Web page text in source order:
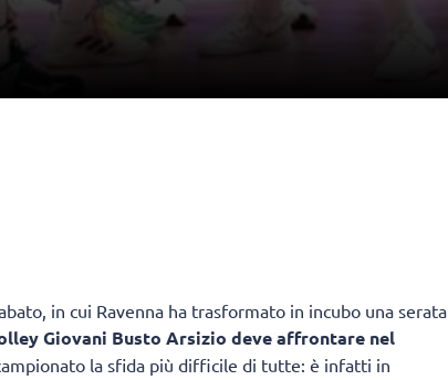
in cui Ravenna ha trasformato in incubo una serata
Giovani Busto Arsizio deve affrontare nel
la sfida più difficile di tutte: è infatti in